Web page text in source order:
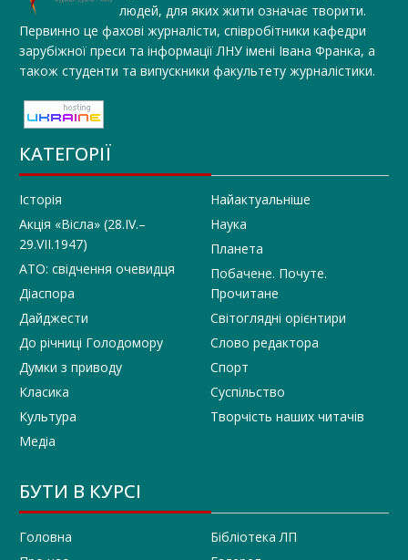
людей, для яких жити означає творити.
Первинно це фахові журналісти, співробітники кафедри
зарубіжної преси та інформації ЛНУ імені Івана Франка, а
також студенти та випускники факультету журналістики.
КАТЕГОРІЇ
Історія
Акція «Вісла» (28.IV.–
29.VII.1947)
АТО: свідчення очевидця
Діаспора
Дайджести
До річниці Голодомору
Думки з приводу
Класика
Культура
Медіа
Найактуальніше
Наука
Планета
Побачене. Почуте.
Прочитане
Світоглядні орієнтири
Слово редактора
Спорт
Суспільство
Творчість наших читачів
БУТИ В КУРСІ
Головна
Бібліотека ЛП